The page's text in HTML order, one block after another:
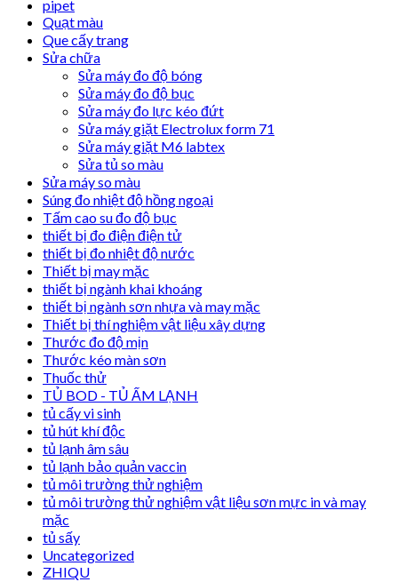
pipet
Quạt màu
Que cấy trang
Sửa chữa
Sửa máy đo độ bóng
Sửa máy đo độ bục
Sửa máy đo lực kéo đứt
Sửa máy giặt Electrolux form 71
Sửa máy giặt M6 labtex
Sửa tủ so màu
Sửa máy so màu
Súng đo nhiệt độ hồng ngoại
Tấm cao su đo độ bục
thiết bị đo điện điện tử
thiết bị đo nhiệt độ nước
Thiết bị may mặc
thiết bị ngành khai khoáng
thiết bị ngành sơn nhựa và may mặc
Thiết bị thí nghiệm vật liệu xây dựng
Thước đo độ mịn
Thước kéo màn sơn
Thuốc thử
TỦ BOD - TỦ ẤM LẠNH
tủ cấy vi sinh
tủ hút khí độc
tủ lạnh âm sâu
tủ lạnh bảo quản vaccin
tủ môi trường thử nghiệm
tủ môi trường thử nghiệm vật liệu sơn mực in và may
mặc
tủ sấy
Uncategorized
ZHIQU